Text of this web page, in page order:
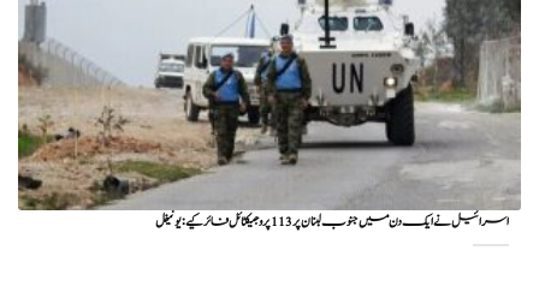
اسرائیل نے ایک دن میں جنوب لبنان پر 113 پروجیکٹائل فائر کیے: یونیفل